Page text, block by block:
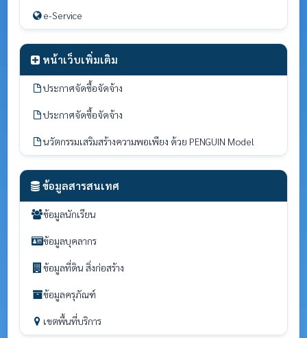
e-Service
หน้าเว็บเพิ่มเติม
ประกาศจัดซื้อจัดจ้าง
ประกาศจัดซื้อจัดจ้าง
นวัตกรรมเสริมสร้างความพอเพียง ด้วย PENGUIN Model
ข้อมูลสารสนเทศ
ข้อมูลนักเรียน
ข้อมูลบุคลากร
ข้อมูลที่ดิน สิ่งก่อสร้าง
ข้อมูลครุภัณฑ์
เขตพื้นที่บริการ